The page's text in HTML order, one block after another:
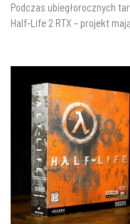
Podczas ubiegłorocznych
Half-Life 2 RTX – projekt